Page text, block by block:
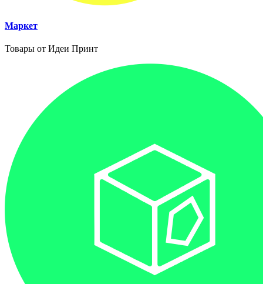
Маркет
Товары от Идеи Принт